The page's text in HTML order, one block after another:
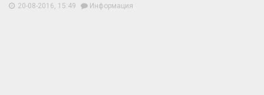
20-08-2016, 15:49 Информация